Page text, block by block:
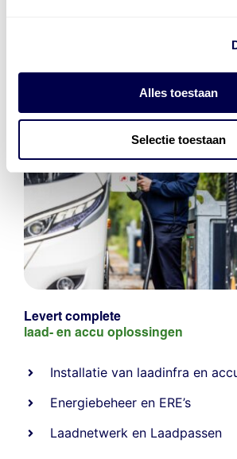
Alles toestaan
Selectie toestaan
Levert complete
laad- en accu oplossingen
Installatie van laadinfra en
Energiebeheer en ERE’s
Laadnetwerk en Laadpassen